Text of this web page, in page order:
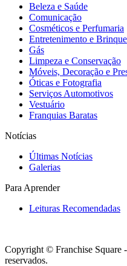
Beleza e Saúde
Comunicação
Cosméticos e Perfumaria
Entretenimento e
Gás
Limpeza e Conservação
Móveis, Decoração e
Óticas e Fotografia
Serviços Automotivos
Vestuário
Franquias Baratas
Notícias
Últimas Notícias
Galerias
Para Aprender
Leituras Recomendadas
Copyright © Franchise Square
reservados.